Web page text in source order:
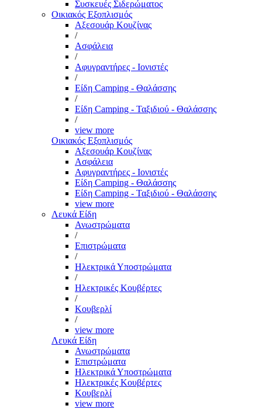
Συσκευές Σιδερώματος
Οικιακός Εξοπλισμός
Αξεσουάρ Κουζίνας
/
Ασφάλεια
/
Αφυγραντήρες - Ιονιστές
/
Είδη Camping - Θαλάσσης
/
Είδη Camping - Ταξιδιού - Θαλάσσης
/
view more
Οικιακός Εξοπλισμός
Αξεσουάρ Κουζίνας
Ασφάλεια
Αφυγραντήρες - Ιονιστές
Είδη Camping - Θαλάσσης
Είδη Camping - Ταξιδιού - Θαλάσσης
view more
Λευκά Είδη
Ανωστρώματα
/
Επιστρώματα
/
Ηλεκτρικά Υποστρώματα
/
Ηλεκτρικές Κουβέρτες
/
Κουβερλί
/
view more
Λευκά Είδη
Ανωστρώματα
Επιστρώματα
Ηλεκτρικά Υποστρώματα
Ηλεκτρικές Κουβέρτες
Κουβερλί
view more